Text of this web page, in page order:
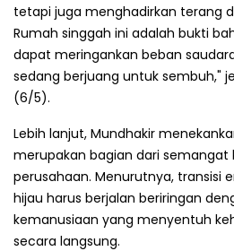
tetapi juga menghadirkan terang
Rumah singgah ini adalah bukti
dapat meringankan beban
sedang berjuang untuk sembuh,"
(6/5).
Lebih lanjut, Mundhakir
merupakan bagian dari semangat
perusahaan. Menurutnya, transisi
hijau harus berjalan beriringan
kemanusiaan yang menyentuh
secara langsung.